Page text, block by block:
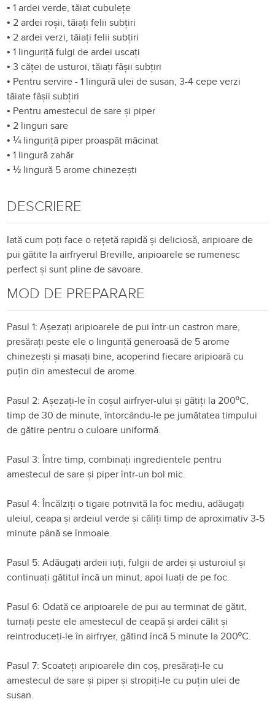
•1 ardei verde, tăiat cubulețe
• 2 ardei roșii, tăiați felii subțiri
• 2 ardei verzi, tăiați felii subțiri
•1 linguriță fulgi de ardei uscați
•3 căței de usturoi, tăiați fâșii subțiri
• Pentru servire - 1 lingură ulei de susan, 3-4 cepe verzi
tăiate fâșii subțiri
• Pentru amestecul de sare și piper
• 2 linguri sare
•¼ linguriță piper proaspăt măcinat
•1 lingură zahăr
•½ lingură 5 arome chinezești
DESCRIERE
Iată cum poți face o rețetă rapidă și deliciosă, aripioare de
pui gătite la airfryerul Breville, aripioarele se rumenesc
perfect și sunt pline de savoare.
MOD DE PREPARARE
Pasul 1: Așezați aripioarele de pui într-un castron mare,
presărați peste ele o linguriță generoasă de 5 arome
chinezești și masați bine, acoperind fiecare aripioară cu
puțin din amestecul de arome.
Pasul 2: Așezați-le în coșul airfryer-ului și gătiți la 200ºC,
timp de 30 de minute, întorcându-le pe jumătatea timpului
de gătire pentru o culoare uniformă.
Pasul 3: Între timp, combinați ingredientele pentru
amestecul de sare și piper într-un bol mic.
Pasul 4: Încălziți o tigaie potrivită la foc mediu, adăugați
uleiul, ceapa și ardeiul verde și căliți timp de aproximativ 3-5
minute până se înmoaie.
Pasul 5: Adăugați ardeii iuți, fulgii de ardei și usturoiul și
continuați gătitul încă un minut, apoi luați de pe foc.
Pasul 6: Odată ce aripioarele de pui au terminat de gătit,
turnați peste ele amestecul de ceapă și ardei călit și
reintroduceți-le în airfryer, gătind încă 5 minute la 200ºC.
Pasul 7: Scoateți aripioarele din coș, presărați-le cu
amestecul de sare și piper și stropiți-le cu puțin ulei de
susan.